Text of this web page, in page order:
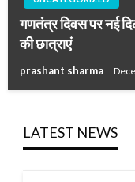
गणतंत्र दिवस पर नई
की छात्राएं
prashant sharma
LATEST NEWS